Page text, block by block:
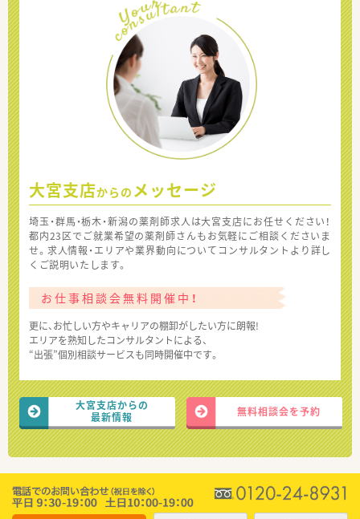
大宮支店からの メッセージ
埼玉・群馬・栃木・新潟の薬剤師求人は大宮支店にお任せください！
都内23区でご就業希望の薬剤師さんもお気軽にご相談くださいま
せ。求人情報・エリアや業界動向についてコンサルタントより詳し
くご説明いたします。
お仕事相談会無料開催中！
更に、お忙しい方やキャリアの棚卸がしたい方に朗報!
エリアを熟知したコンサルタントによる、
“出張”個別相談サービスも同時開催中です。
大宮支店からの
最新情報
無料相談会を予約